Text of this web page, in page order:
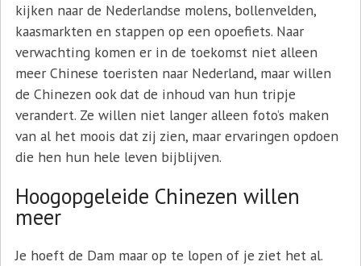
kijken naar de Nederlandse molens, bollenvelden,
kaasmarkten en stappen op een opoefiets. Naar
verwachting komen er in de toekomst niet alleen
meer Chinese toeristen naar Nederland, maar willen
de Chinezen ook dat de inhoud van hun tripje
verandert. Ze willen niet langer alleen foto’s maken
van al het moois dat zij zien, maar ervaringen opdoen
die hen hun hele leven bijblijven.
Hoogopgeleide Chinezen willen
meer
Je hoeft de Dam maar op te lopen of je ziet het al.